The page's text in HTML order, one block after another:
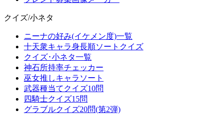
クイズ/小ネタ
ニーナの好み(イケメン度)一覧
十天衆キャラ身長順ソートクイズ
クイズ･小ネタ一覧
神石所持率チェッカー
巫女推しキャラソート
武器種当てクイズ10問
四騎士クイズ15問
グラブルクイズ20問(第2弾)